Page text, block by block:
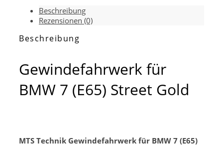
Street
Gold
Menge
Beschreibung
Rezensionen (0)
Beschreibung
Gewindefahrwerk für
BMW 7 (E65) Street Gold
MTS Technik Gewindefahrwerk für BMW 7 (E65)